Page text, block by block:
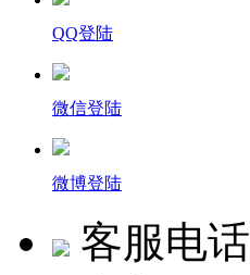
QQ登陆
微信登陆
微博登陆
客服电话